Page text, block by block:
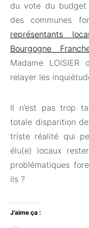
du vote du budget
des communes
représentants
Bourgogne
Madame
relayer les
Il n’est pas trop
totale disparition
triste réalité qui
élu(e) locaux
problématiques
ils ?
J’aime ça :